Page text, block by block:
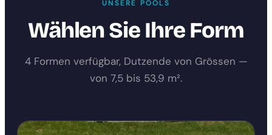
UNSERE POOLS
Wählen Sie Ihre Form
4 Formen verfügbar, Dutzende von Grössen —
von 7,5 bis 53,9 m².